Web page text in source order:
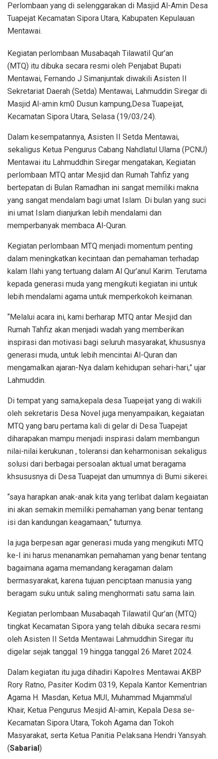
Perlombaan yang di selenggarakan di Masjid Al-Amin Desa
Tuapejat Kecamatan Sipora Utara, Kabupaten Kepulauan
Mentawai.
Kegiatan perlombaan Musabaqah Tilawatil Qur’an
(MTQ) itu dibuka secara resmi oleh Penjabat Bupati
Mentawai, Fernando J Simanjuntak diwakili Asisten II
Sekretariat Daerah (Setda) Mentawai, Lahmuddin Siregar di
Masjid Al-amin km0 Dusun kampung,Desa Tuapeijat,
Kecamatan Sipora Utara, Selasa (19/03/24).
Dalam kesempatannya, Asisten II Setda Mentawai,
sekaligus Ketua Pengurus Cabang Nahdlatul Ulama (PCNU)
Mentawai itu Lahmuddhin Siregar mengatakan, Kegiatan
perlombaan MTQ antar Mesjid dan Rumah Tahfiz yang
bertepatan di Bulan Ramadhan ini sangat memiliki makna
yang sangat mendalam bagi umat Islam. Di bulan yang suci
ini umat Islam dianjurkan lebih mendalami dan
memperbanyak membaca Al-Quran.
Kegiatan perlombaan MTQ menjadi momentum penting
dalam meningkatkan kecintaan dan pemahaman terhadap
kalam Ilahi yang tertuang dalam Al Qur’anul Karim. Terutama
kepada generasi muda yang mengikuti kegiatan ini untuk
lebih mendalami agama untuk memperkokoh keimanan.
“Melalui acara ini, kami berharap MTQ antar Mesjid dan
Rumah Tahfiz akan menjadi wadah yang memberikan
inspirasi dan motivasi bagi seluruh masyarakat, khususnya
generasi muda, untuk lebih mencintai Al-Quran dan
mengamalkan ajaran-Nya dalam kehidupan sehari-hari,” ujar
Lahmuddin.
Di tempat yang sama,kepala desa Tuapeijat yang di wakili
oleh sekretaris Desa Novel juga menyampaikan, kegaiatan
MTQ yang baru pertama kali di gelar di Desa Tuapejat
diharapakan mampu menjadi inspirasi dalam membangun
nilai-nilai kerukunan , toleransi dan keharmonisan sekaligus
solusi dari berbagai persoalan aktual umat beragama
khsususnya di Desa Tuapejat dan umumnya di Bumi sikerei.
“saya harapkan anak-anak kita yang terlibat dalam kegaiatan
ini akan semakin memiliki pemahaman yang benar tentang
isi dan kandungan keagamaan,” tuturnya.
Ia juga berpesan agar generasi muda yang mengikuti MTQ
ke-I ini harus menanamkan pemahaman yang benar tentang
bagaimana agama memandang keragaman dalam
bermasyarakat, karena tujuan penciptaan manusia yang
beragam suku untuk saling menghormati satu sama lain.
Kegiatan perlombaan Musabaqah Tilawatil Qur’an (MTQ)
tingkat Kecamatan Sipora yang telah dibuka secara resmi
oleh Asisten II Setda Mentawai Lahmuddhin Siregar itu
digelar sejak tanggal 19 hingga tanggal 26 Maret 2024.
Dalam kegiatan itu juga dihadiri Kapolres Mentawai AKBP
Rory Ratno, Pasiter Kodim 0319, Kepala Kantor Kementrian
Agama H. Masdan, Ketua MUI, Muhammad Mujamma’ul
Khair, Ketua Pengurus Mesjid Al-amin, Kepala Desa se-
Kecamatan Sipora Utara, Tokoh Agama dan Tokoh
Masyarakat, serta Ketua Panitia Pelaksana Hendri Yansyah.
(Sabarial)